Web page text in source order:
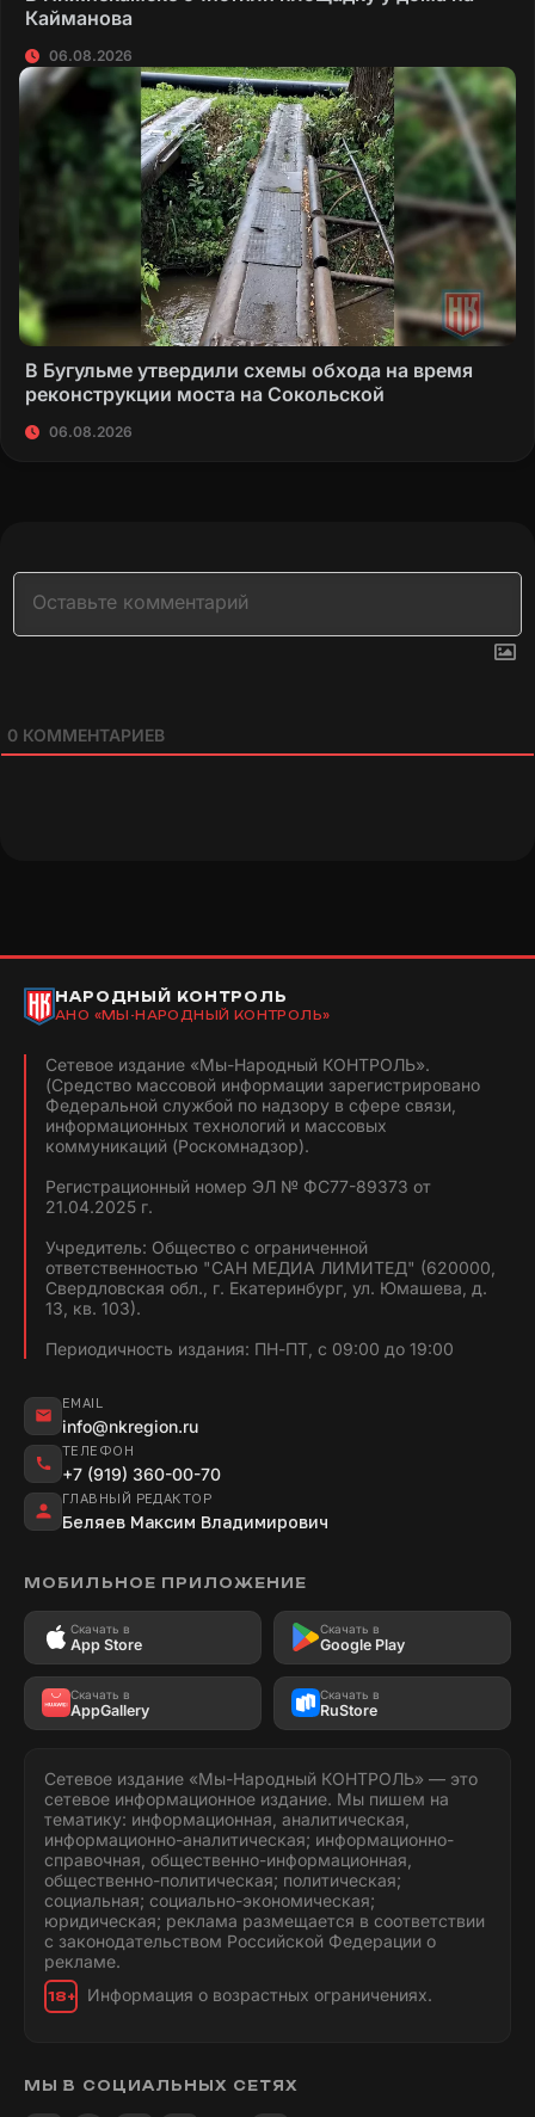
Кайманова
06.08.2026
В Бугульме утвердили схемы обхода на время
реконструкции моста на Сокольской
06.08.2026
0 КОММЕНТАРИЕВ
НАРОДНЫЙ КОНТРОЛЬ
АНО «МЫ-НАРОДНЫЙ КОНТРОЛЬ»
Сетевое издание «Мы-Народный КОНТРОЛЬ».
(Средство массовой информации зарегистрировано
Федеральной службой по надзору в сфере связи,
информационных технологий и массовых
коммуникаций (Роскомнадзор).
Регистрационный номер ЭЛ № ФС77-89373 от
21.04.2025 г.
Учредитель: Общество с ограниченной
ответственностью "САН МЕДИА ЛИМИТЕД" (620000,
Свердловская обл., г. Екатеринбург, ул. Юмашева, д.
13, кв. 103).
Периодичность издания: ПН-ПТ, с 09:00 до 19:00
EMAIL
info@nkregion.ru
ТЕЛЕФОН
+7 (919) 360-00-70
ГЛАВНЫЙ РЕДАКТОР
Беляев Максим Владимирович
МОБИЛЬНОЕ ПРИЛОЖЕНИЕ
Скачать в
App Store
Скачать в
Google Play
Скачать в
AppGallery
Скачать в
RuStore
Сетевое издание «Мы-Народный КОНТРОЛЬ» — это
сетевое информационное издание. Мы пишем на
тематику: информационная, аналитическая,
информационно-аналитическая; информационно-
справочная, общественно-информационная,
общественно-политическая; политическая;
социальная; социально-экономическая;
юридическая; реклама размещается в соответствии
с законодательством Российской Федерации о
рекламе.
18+ Информация о возрастных ограничениях.
МЫ В СОЦИАЛЬНЫХ СЕТЯХ